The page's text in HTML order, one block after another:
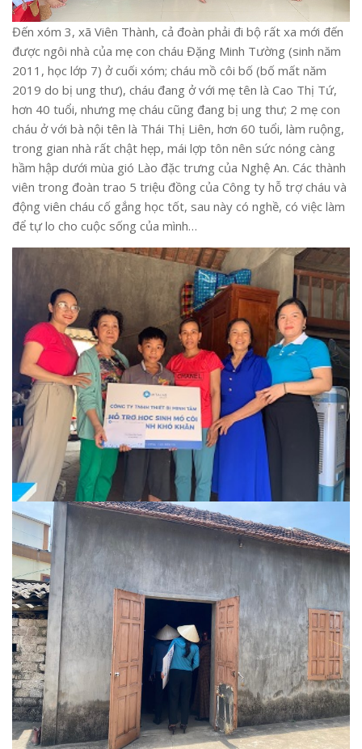
Đến xóm 3, xã Viên Thành, cả đoàn phải đi bộ rất xa mới đến
được ngôi nhà của mẹ con cháu Đặng Minh Tường (sinh năm
2011, học lớp 7) ở cuối xóm; cháu mồ côi bố (bố mất năm
2019 do bị ung thư), cháu đang ở với mẹ tên là Cao Thị Tứ,
hơn 40 tuổi, nhưng mẹ cháu cũng đang bị ung thư; 2 mẹ con
cháu ở với bà nội tên là Thái Thị Liên, hơn 60 tuổi, làm ruộng,
trong gian nhà rất chật hẹp, mái lợp tôn nên sức nóng càng
hầm hập dưới mùa gió Lào đặc trưng của Nghệ An. Các thành
viên trong đoàn trao 5 triệu đồng của Công ty hỗ trợ cháu và
động viên cháu cố gắng học tốt, sau này có nghề, có việc làm
để tự lo cho cuộc sống của mình…